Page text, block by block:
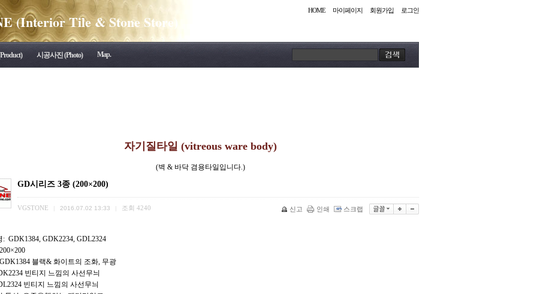
(Interior Tile & Stone Store)
HOME 마이페이지 회원가입 로그인
시공사진 (Photo) Map.
자기질타일 (vitreous ware body)
(벽 & 바닥 겸용타일입니다.)
GD시리즈 3종 (200×200)
VGSTONE 2016.07.02 13:33 조회 4240 신고 인쇄 스크랩
: GDK1384, GDK2234, GDL2324
블랙& 화이트의 조화, 무광
빈티지 느낌의 사선무늬
빈티지 느낌의 사선무늬